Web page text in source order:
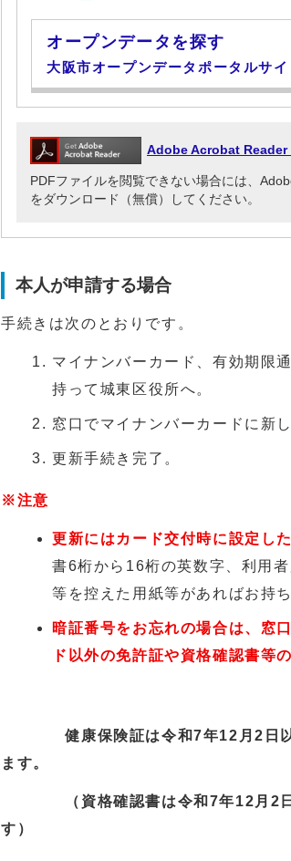
オープンデータを探す
大阪市オープンデータポータルサイ
Adobe Acrobat Reader
PDFファイルを閲覧できない場合には、
をダウンロード（無償）してください。
本人が申請する場合
手続きは次のとおりです。
マイナンバーカード、有効期限
持って城東区役所へ。
窓口でマイナンバーカードに新
更新手続き完了。
※注意
更新にはカード交付時に設定し
書6桁から16桁の英数字、利用
等を控えた用紙等があればお持
暗証番号をお忘れの場合は、窓
ド以外の免許証や資格確認書等
健康保険証は令和7年12月2日
ます。
（資格確認書は令和7年12月2日以
す）